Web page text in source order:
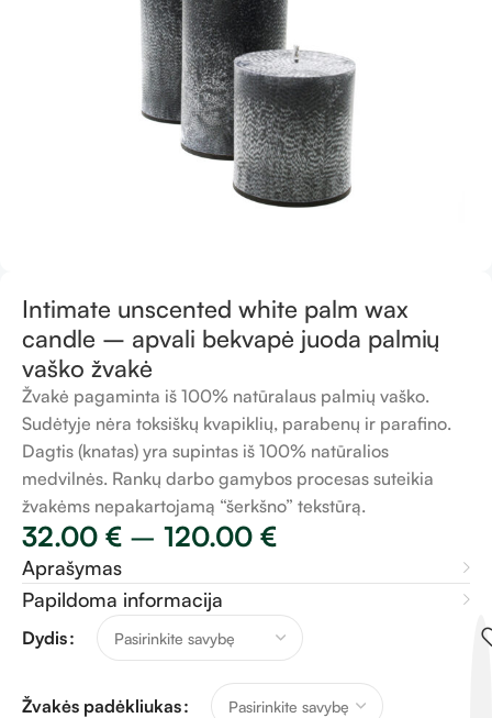
Intimate unscented white palm wax
candle – apvali bekvapė juoda palmių
vaško žvakė
Žvakė pagaminta iš 100% natūralaus palmių vaško.
Sudėtyje nėra toksiškų kvapiklių, parabenų ir parafino.
Dagtis (knatas) yra supintas iš 100% natūralios
medvilnės. Rankų darbo gamybos procesas suteikia
žvakėms nepakartojamą “šerkšno” tekstūrą.
32.00 € – 120.00 €
Aprašymas
Papildoma informacija
Dydis
Žvakės padėkliukas